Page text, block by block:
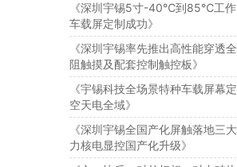
《深圳宇锡5寸-40℃到85℃工
车载屏定制成功》
《深圳宇锡率先推出高性能穿透
阻触摸及配套控制触控板》
《宇锡科技全场景特种车载屏幕
空天电全域》
《深圳宇锡全国产化屏触落地三
力核电显控国产化升级》